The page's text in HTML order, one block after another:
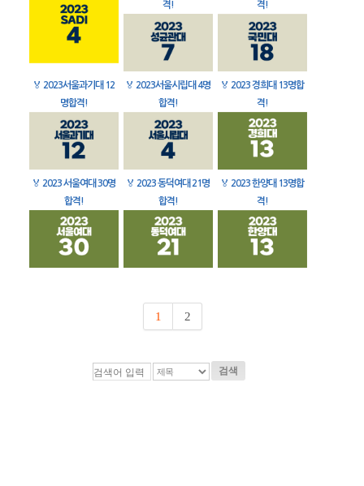
격!
격!
🏅 2023서울과기대 12
명합격!
🏅 2023서울시립대 4명
합격!
🏅 2023 경희대 13명합
격!
🏅 2023 서울여대 30명
합격!
🏅 2023 동덕여대 21명
합격!
🏅 2023 한양대 13명합
격!
1 2
검색